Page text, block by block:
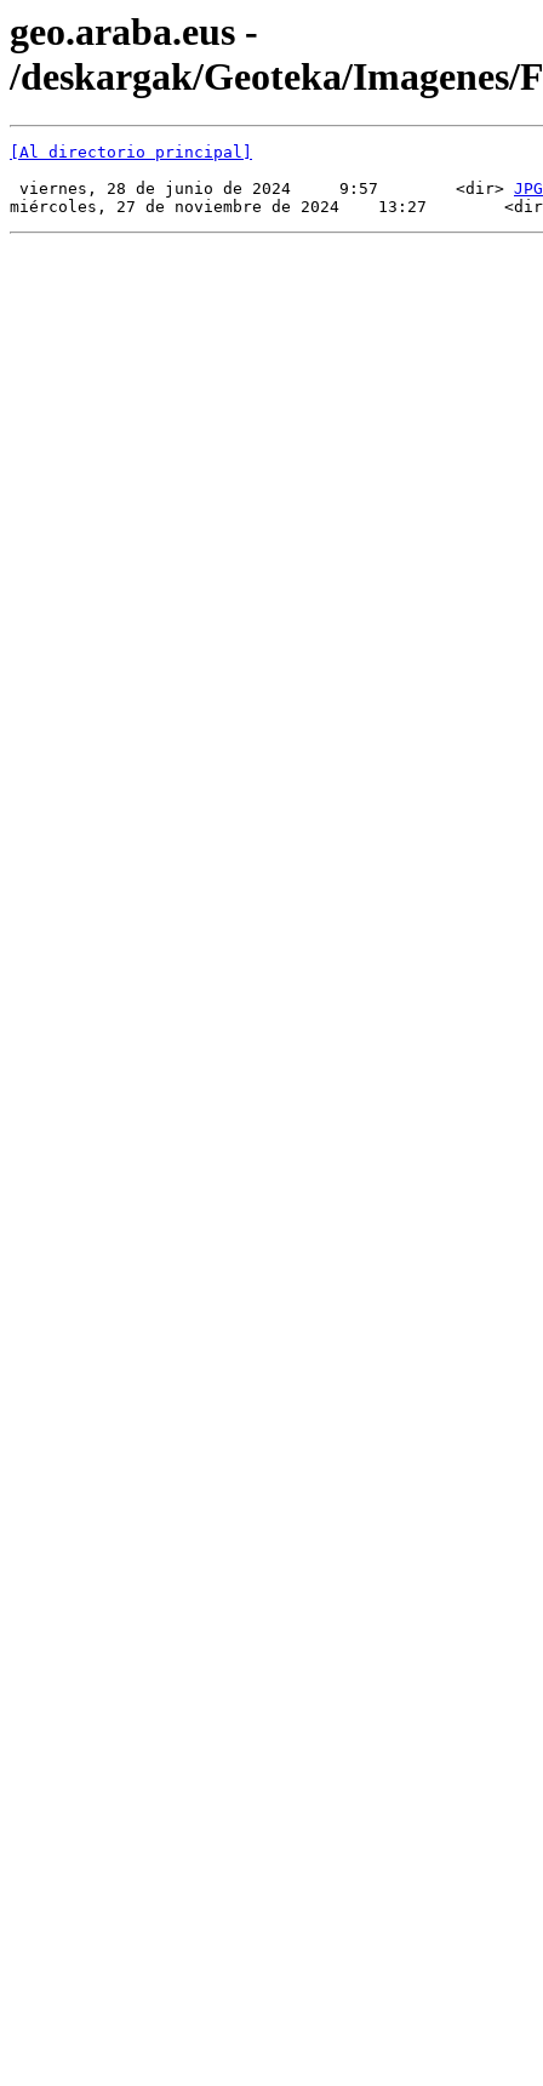
geo.araba.eus -
/deskargak/Geoteka/Imagenes/
[Al directorio principal]
viernes, 28 de junio de 2024     9:57        <dir> JPG
miércoles, 27 de noviembre de 2024    13:27